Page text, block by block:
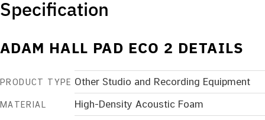
Specification
ADAM HALL PAD ECO 2 DETAILS
PRODUCT TYPE Other Studio and Recording Equipment
MATERIAL High-Density Acoustic Foam